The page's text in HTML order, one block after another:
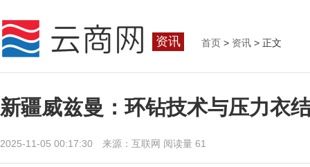
资讯 首页 > 资讯 > 正文
新疆威兹曼：环钻技术与压力衣
2025-11-05 00:17:30 来源：互联网 阅读量 61